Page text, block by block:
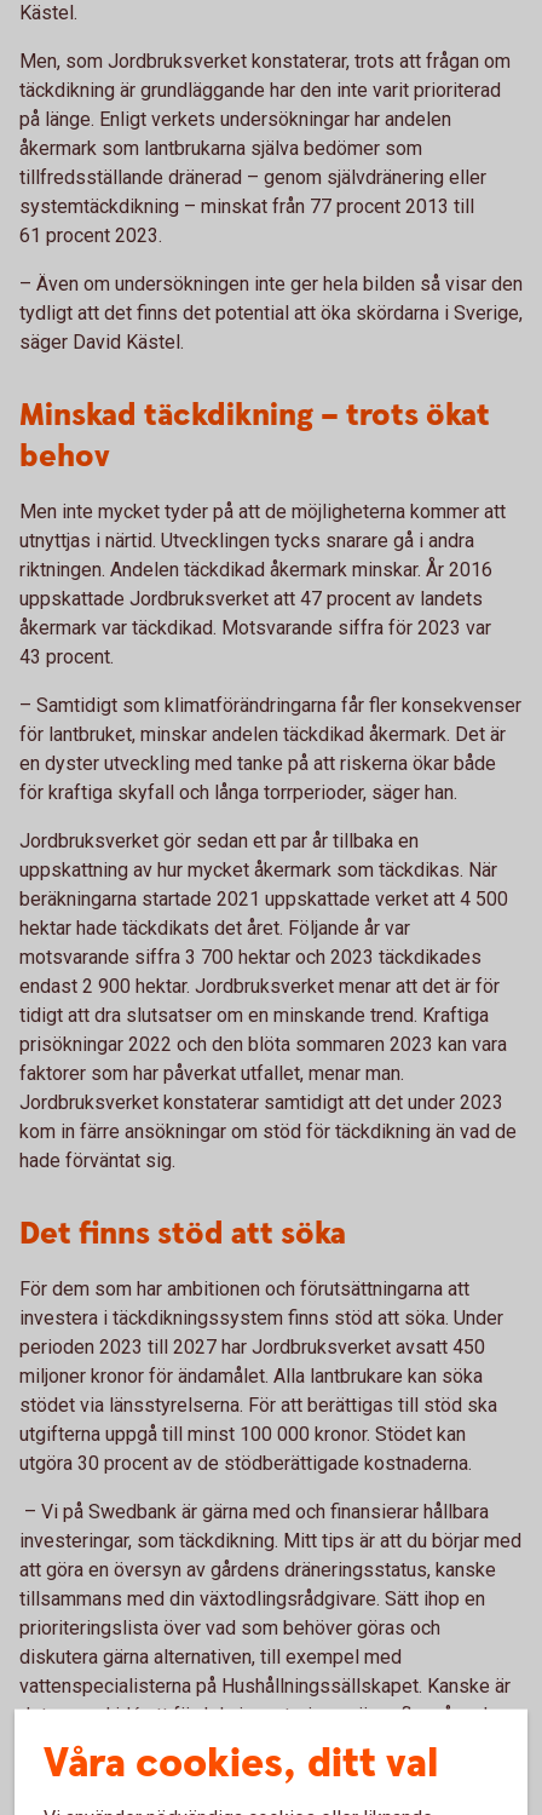
Kästel.
Men, som Jordbruksverket konstaterar, trots att frågan om
täckdikning är grund­läggande har den inte varit prioriterad
på länge. Enligt verkets undersökningar har andelen
åkermark som lantbrukarna själva bedömer som
tillfredsställande dränerad – genom självdränering eller
systemtäckdikning – minskat från 77 procent 2013 till
61 procent 2023.
– Även om undersökningen inte ger hela bilden så visar den
tydligt att det finns det potential att öka skördarna i Sverige,
säger David Kästel.
Minskad täckdikning – trots ökat
behov
Men inte mycket tyder på att de möjligheterna kommer att
utnyttjas i närtid. Utvecklingen tycks snarare gå i andra
riktningen. Andelen täckdikad åkermark minskar. År 2016
uppskattade Jordbruksverket att 47 procent av landets
åkermark var täckdikad. Motsvarande siffra för 2023 var
43 procent.
– Samtidigt som klimatförändringarna får fler konsekvenser
för lantbruket, minskar andelen täckdikad åkermark. Det är
en dyster utveckling med tanke på att riskerna ökar både
för kraftiga skyfall och långa torrperioder, säger han.
Jordbruksverket gör sedan ett par år tillbaka en
uppskattning av hur mycket åkermark som täckdikas. När
beräkningarna startade 2021 uppskattade verket att 4 500
hektar hade täckdikats det året. Följande år var
motsvarande siffra 3 700 hektar och 2023 täckdikades
endast 2 900 hektar. Jordbruksverket menar att det är för
tidigt att dra slutsatser om en minskande trend. Kraftiga
prisökningar 2022 och den blöta sommaren 2023 kan vara
faktorer som har påverkat utfallet, menar man.
Jordbruksverket konstaterar samtidigt att det under 2023
kom in färre ansökningar om stöd för täckdikning än vad de
hade förväntat sig.
Det finns stöd att söka
För dem som har ambitionen och förutsättningarna att
investera i täckdikningssystem finns stöd att söka. Under
perioden 2023 till 2027 har Jordbruksverket avsatt 450
miljoner kronor för ändamålet. Alla lantbrukare kan söka
stödet via länsstyrelserna. För att berättigas till stöd ska
utgifterna uppgå till minst 100 000 kronor. Stödet kan
utgöra 30 procent av de stödberättigade kostnaderna.
– Vi på Swedbank är gärna med och finansierar hållbara
investeringar, som täckdikning. Mitt tips är att du börjar med
att göra en översyn av gårdens dräneringsstatus, kanske
tillsammans med din växtodlingsrådgivare. Sätt ihop en
prioriteringslista över vad som behöver göras och
diskutera gärna alternativen, till exempel med
vattenspecialisterna på Hushållningssällskapet. Kanske är
det en god idé att fördela investeringen över flera år och
dika några hektar i taget? Ett bra sätt att slippa dryga
investeringskostnader är förstås också att kontinuerligt
Våra cookies, ditt val